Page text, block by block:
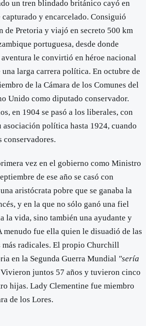
un tren blindado británico cayó en
capturado y encarcelado. Consiguió
de Pretoria y viajó en secreto 500 km
portuguesa, desde donde
aventura le convirtió en héroe nacional
larga carrera política. En octubre de
de la Cámara de los Comunes del
Unido como diputado conservador.
en 1904 se pasó a los liberales, con
asociación política hasta 1924, cuando
vez en el gobierno como Ministro
de ese año se casó con
aristócrata pobre que se ganaba la
y en la que no sólo ganó una fiel
la vida, sino también una ayudante y
fue ella quien le disuadió de las
radicales. El propio Churchill
en la Segunda Guerra Mundial "sería
juntos 57 años y tuvieron cinco
hijas. Lady Clementine fue miembro
de los Lores.